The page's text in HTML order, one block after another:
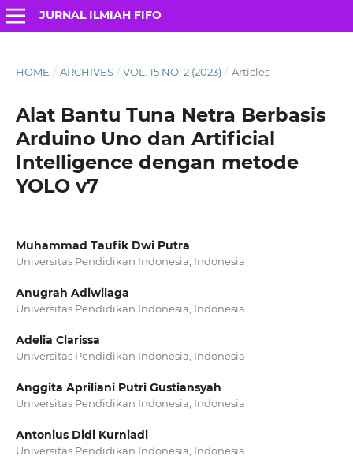
JURNAL ILMIAH FIFO
HOME / ARCHIVES / VOL. 15 NO. 2 (2023) / Articles
Alat Bantu Tuna Netra Berbasis
Arduino Uno dan Artificial
Intelligence dengan metode
YOLO v7
Muhammad Taufik Dwi Putra
Universitas Pendidikan Indonesia, Indonesia
Anugrah Adiwilaga
Universitas Pendidikan Indonesia, Indonesia
Adelia Clarissa
Universitas Pendidikan Indonesia, Indonesia
Anggita Apriliani Putri Gustiansyah
Universitas Pendidikan Indonesia, Indonesia
Antonius Didi Kurniadi
Universitas Pendidikan Indonesia, Indonesia